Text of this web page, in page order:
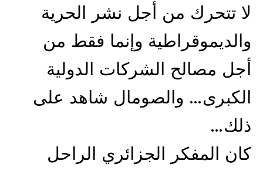
لا تتحرك من أجل نشر الحرية
والديموقراطية وإنما فقط من
أجل مصالح الشركات الدولية
الكبرى… والصومال شاهد على
ذلك…
كان المفكر الجزائري الراحل